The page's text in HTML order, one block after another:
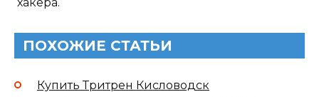
хакера.
ПОХОЖИЕ СТАТЬИ
Купить Тритрен Кисловодск